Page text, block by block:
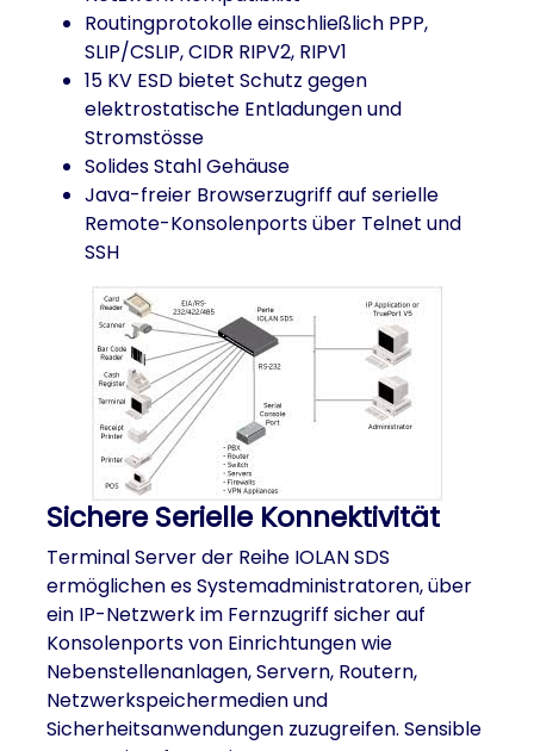
Routingprotokolle einschließlich PPP,
SLIP/CSLIP, CIDR RIPV2, RIPV1
15 KV ESD bietet Schutz gegen
elektrostatische Entladungen und
Stromstösse
Solides Stahl Gehäuse
Java-freier Browserzugriff auf serielle
Remote-Konsolenports über Telnet und
SSH
Sichere Serielle Konnektivität
Terminal Server der Reihe IOLAN SDS
ermöglichen es Systemadministratoren, über
ein IP-Netzwerk im Fernzugriff sicher auf
Konsolenports von Einrichtungen wie
Nebenstellenanlagen, Servern, Routern,
Netzwerkspeichermedien und
Sicherheitsanwendungen zuzugreifen. Sensible